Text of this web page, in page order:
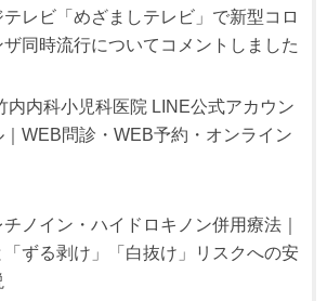
テレビ「めざましテレビ」で新型コロ
同時流行についてコメントしました
内内科小児科医院 LINE公式アカウン
｜WEB問診・WEB予約・オンライン
チノイン・ハイドロキノン併用療法｜
ずる剥け」「白抜け」リスクへの安